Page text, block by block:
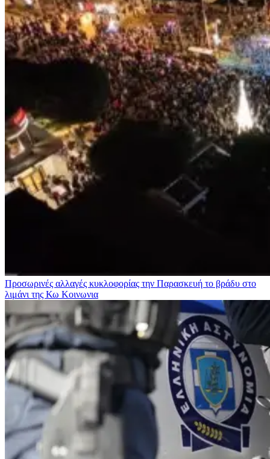
Προσωρινές αλλαγές κυκλοφορίας την Παρασκευή το βράδυ στο
λιμάνι της Κω Κοινωνια